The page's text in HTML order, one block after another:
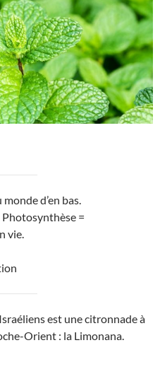
d’en bas.
Photosynthèse =
vie.
est une citronnade à
Orient : la Limonana.